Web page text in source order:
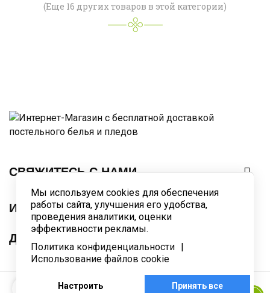
(Еще 16 других товаров в этой категории)
СВЯЖИТЕСЬ С НАМИ 
ИНФОРМАЦИЯ
ДОПОЛНИТЕЛЬНО
Мы используем cookies для обеспечения
работы сайта, улучшения его удобства,
проведения аналитики, оценки
эффективности рекламы.
Политика конфиденциальности |
Использование файлов cookie
Настроить Принять все